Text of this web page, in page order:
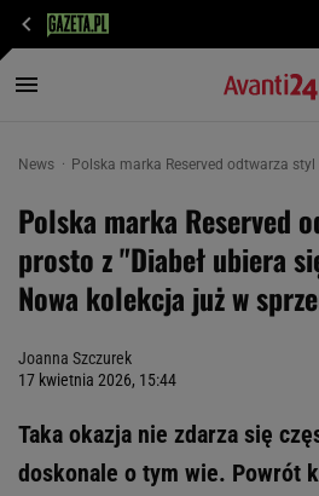
News Polska marka Reserved odtwarza
Polska marka Reserved
prosto z "Diabeł ubiera
Nowa kolekcja już w
Joanna Szczurek
17 kwietnia 2026, 15:44
Taka okazja nie zdarza się
doskonale o tym wie. Powrót